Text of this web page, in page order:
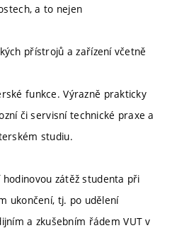
a to nejen
přístrojů a zařízení včetně
funkce. Výrazně prakticky
či servisní technické praxe a
studiu.
zátěž studenta při
ukončení, tj. po udělení
a zkušebním řádem VUT v